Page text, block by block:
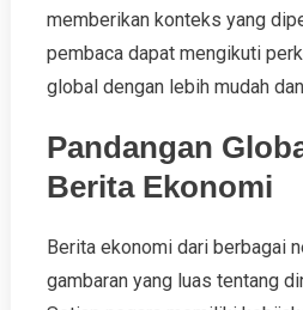
memberikan konteks yang
pembaca dapat mengikuti
global dengan lebih mudah
Pandangan
Berita Ekonomi
Berita ekonomi dari berbagai
gambaran yang luas tentang